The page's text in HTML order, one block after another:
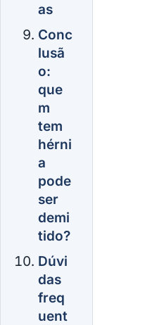
as
Conc
lusã
o:
que
m
tem
hérni
a
pode
ser
demi
tido?
Dúvi
das
freq
uent